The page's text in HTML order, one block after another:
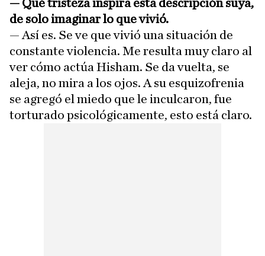
— Qué tristeza inspira esta descripción suya,
de solo imaginar lo que vivió.
— Así es. Se ve que vivió una situación de
constante violencia. Me resulta muy claro al
ver cómo actúa Hisham. Se da vuelta, se
aleja, no mira a los ojos. A su esquizofrenia
se agregó el miedo que le inculcaron, fue
torturado psicológicamente, esto está claro.